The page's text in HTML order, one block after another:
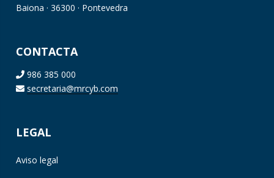
Baiona · 36300 · Pontevedra
CONTACTA
986 385 000
secretaria@mrcyb.com
LEGAL
Aviso legal